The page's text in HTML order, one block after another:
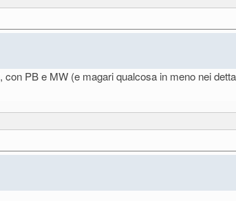
PB e MW (e magari qualcosa in meno nei